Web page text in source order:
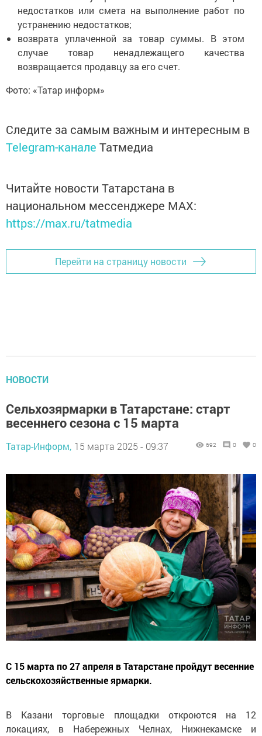
недостатков или смета на выполнение работ по
устранению недостатков;
возврата уплаченной за товар суммы. В этом
случае товар ненадлежащего качества
возвращается продавцу за его счет.
Фото: «Татар информ»
Следите за самым важным и интересным в
Telegram-канале Татмедиа
Читайте новости Татарстана в
национальном мессенджере MАХ:
https://max.ru/tatmedia
Перейти на страницу новости
НОВОСТИ
Сельхозярмарки в Татарстане: старт
весеннего сезона с 15 марта
Татар-Информ, 15 марта 2025 - 09:37 692 0 0
С 15 марта по 27 апреля в Татарстане пройдут весенние
сельскохозяйственные ярмарки.
В Казани торговые площадки откроются на 12
локациях, в Набережных Челнах, Нижнекамске и